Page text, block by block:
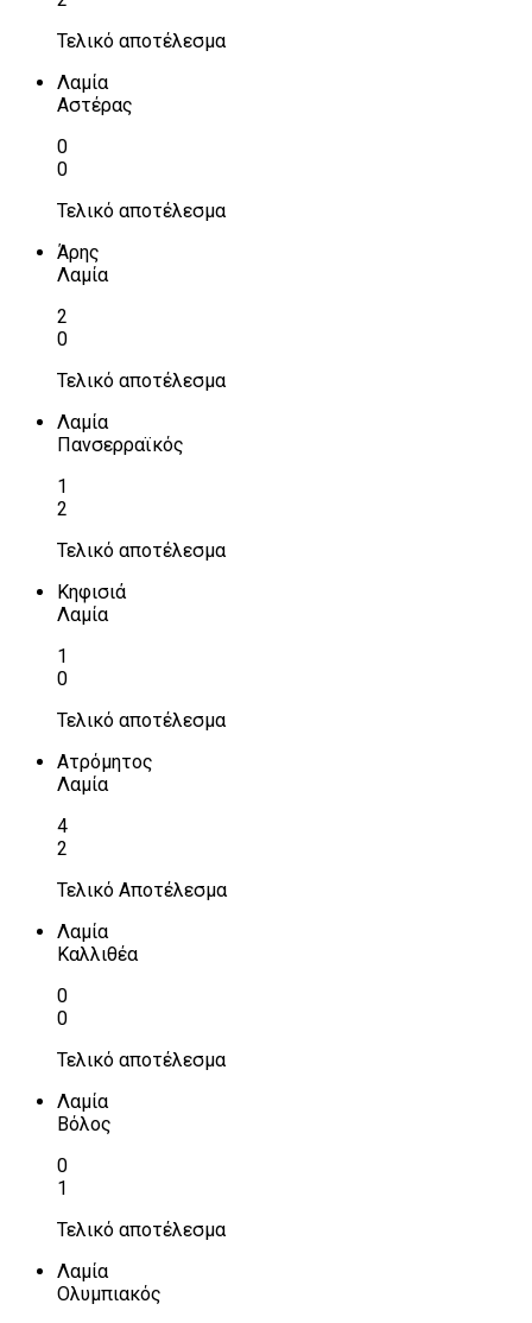
Τελικό αποτέλεσμα
Λαμία
Αστέρας
0
0
Τελικό αποτέλεσμα
Άρης
Λαμία
2
0
Τελικό αποτέλεσμα
Λαμία
Πανσερραϊκός
1
2
Τελικό αποτέλεσμα
Κηφισιά
Λαμία
1
0
Τελικό αποτέλεσμα
Ατρόμητος
Λαμία
4
2
Τελικό Αποτέλεσμα
Λαμία
Καλλιθέα
0
0
Τελικό αποτέλεσμα
Λαμία
Βόλος
0
1
Τελικό αποτέλεσμα
Λαμία
Ολυμπιακός